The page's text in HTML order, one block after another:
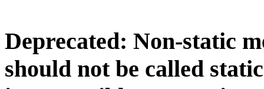
Deprecated: Non-static
should not be called